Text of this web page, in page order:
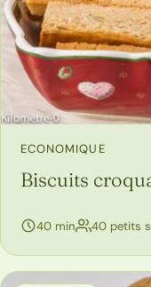
ECONOMIQUE
Biscuits
40 min 40 petits